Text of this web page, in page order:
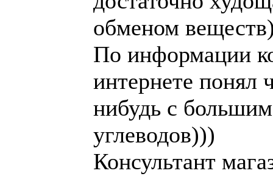
обменом
По информации
интернете понял
нибудь с
углеводов)))
Консультант